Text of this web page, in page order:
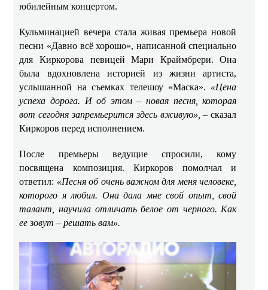
юбилейным концертом.
Кульминацией вечера стала живая премьера новой
песни «Давно всё хорошо», написанной специально
для Киркорова певицей Мари Краймбрери. Она
была вдохновлена историей из жизни артиста,
услышанной на съемках телешоу «Маска». «Цена
успеха дорога. И об этом – новая песня, которая
вот сегодня запремьерится здесь вживую»,– сказал
Киркоров перед исполнением.
После премьеры ведущие спросили, кому
посвящена композиция. Киркоров помолчал и
ответил: «Песня об очень важном для меня человеке,
которого я любил. Она дала мне свой опыт, свой
талант, научила отличать белое от черного. Как
ее зовут – решать вам».